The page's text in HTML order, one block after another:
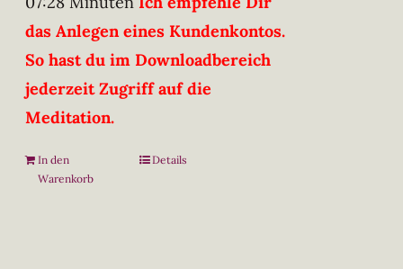
das Anlegen eines Kundenkontos.
So hast du im Downloadbereich
jederzeit Zugriff auf die
Meditation.
In den
Warenkorb
Details